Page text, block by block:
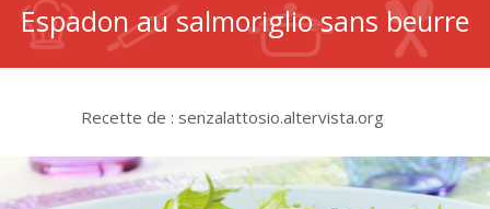
Espadon au salmoriglio sans beurre
Recette de : senzalattosio.altervista.org